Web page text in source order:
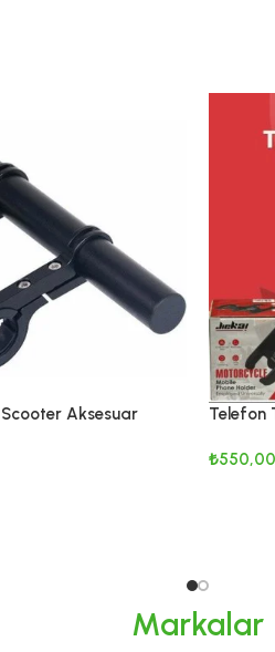
Aksesuar
Telefon
Motor
₺550,00
Markalar